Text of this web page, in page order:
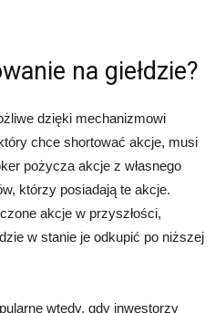
na giełdzie?
dzięki mechanizmowi
chce shortować akcje, musi
pożycza akcje z własnego
którzy posiadają te akcje.
akcje w przyszłości,
w stanie je odkupić po niższej
wtedy, gdy inwestorzy